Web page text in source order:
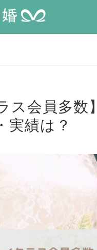
ス会員多
実績は？